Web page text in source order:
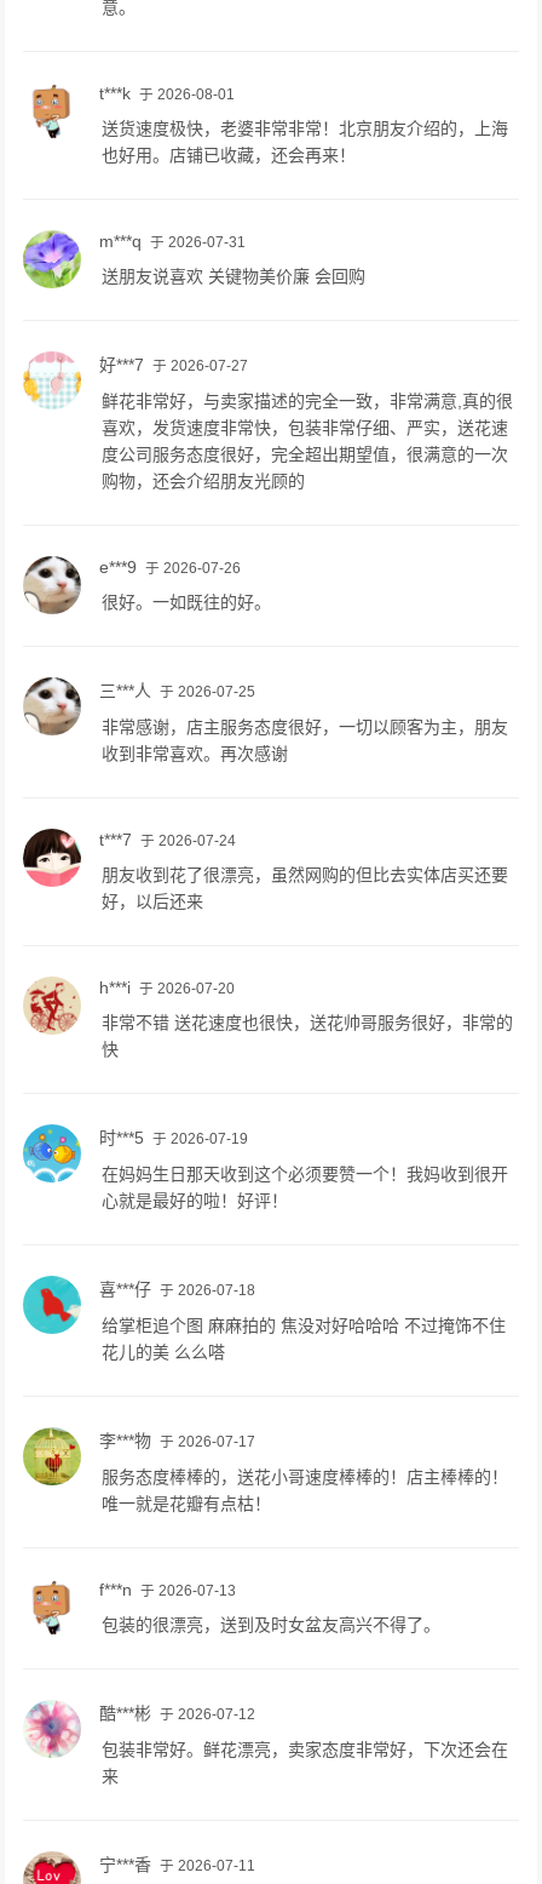
意。
t***k 于 2026-08-01
送货速度极快，老婆非常非常！北京朋友介绍的，上海
也好用。店铺已收藏，还会再来！
m***q 于 2026-07-31
送朋友说喜欢 关键物美价廉 会回购
好***7 于 2026-07-27
鲜花非常好，与卖家描述的完全一致，非常满意,真的很
喜欢，发货速度非常快，包装非常仔细、严实，送花速
度公司服务态度很好，完全超出期望值，很满意的一次
购物，还会介绍朋友光顾的
e***9 于 2026-07-26
很好。一如既往的好。
三***人 于 2026-07-25
非常感谢，店主服务态度很好，一切以顾客为主，朋友
收到非常喜欢。再次感谢
t***7 于 2026-07-24
朋友收到花了很漂亮，虽然网购的但比去实体店买还要
好，以后还来
h***i 于 2026-07-20
非常不错 送花速度也很快，送花帅哥服务很好，非常的
快
时***5 于 2026-07-19
在妈妈生日那天收到这个必须要赞一个！我妈收到很开
心就是最好的啦！好评！
喜***仔 于 2026-07-18
给掌柜追个图 麻麻拍的 焦没对好哈哈哈 不过掩饰不住
花儿的美 么么嗒
李***物 于 2026-07-17
服务态度棒棒的，送花小哥速度棒棒的！店主棒棒的！
唯一就是花瓣有点枯！
f***n 于 2026-07-13
包装的很漂亮，送到及时女盆友高兴不得了。
酷***彬 于 2026-07-12
包装非常好。鲜花漂亮，卖家态度非常好，下次还会在
来
宁***香 于 2026-07-11